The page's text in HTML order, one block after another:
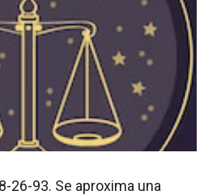
26-93. Se aproxima una